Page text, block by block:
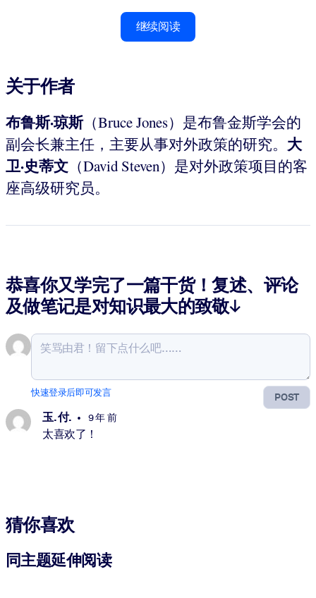
继续阅读
关于作者
布鲁斯·琼斯（Bruce Jones）是布鲁金斯学会的
副会长兼主任，主要从事对外政策的研究。 大
卫·史蒂文 （David Steven）是对外政策项目的客
座高级研究员。
恭喜你又学完了一篇干货！复述、评论
及做笔记是对知识最大的致敬↓
POST
快速登录后即可发言
玉. 付. 9 年 前
太喜欢了！
猜你喜欢
同主题延伸阅读